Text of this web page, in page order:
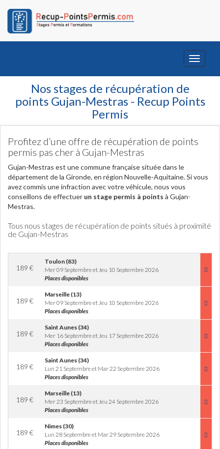
Toggle
Nos stages de récupération de
points Gujan-Mestras - Recup Points
Permis
Profitez d’une offre de récupération de points
permis pas cher à Gujan-Mestras
Gujan-Mestras est une commune française située dans le
département de la Gironde, en région Nouvelle-Aquitaine. Si vous
avez commis une infraction avec votre véhicule, nous vous
conseillons de effectuer un stage permis à points à Gujan-
Mestras.
Tous nous stages de récupération de points situés à proximité
de Gujan-Mestras
189 €
Toulon (83)
Mer 09 Septembre et Jeu 10 Septembre 2026
Places disponibles
189 €
Marseille (13)
Mer 09 Septembre et Jeu 10 Septembre 2026
Places disponibles
189 €
Saint Aunes (34)
Mer 16 Septembre et Jeu 17 Septembre 2026
Places disponibles
189 €
Saint Aunes (34)
Lun 21 Septembre et Mar 22 Septembre 2026
Places disponibles
189 €
Marseille (13)
Mer 23 Septembre et Jeu 24 Septembre 2026
Places disponibles
189 €
Nimes (30)
Lun 28 Septembre et Mar 29 Septembre 2026
Places disponibles